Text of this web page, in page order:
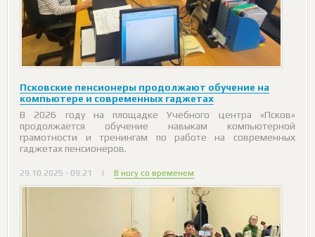
Псковские пенсионеры продолжают обучение на
компьютере и современных гаджетах
В 2026 году на площадке Учебного центра «Псков»
продолжается обучение навыкам компьютерной
грамотности и тренингам по работе на современных
гаджетах пенсионеров.
29.10.2025 - 09:21 | В ногу со временем